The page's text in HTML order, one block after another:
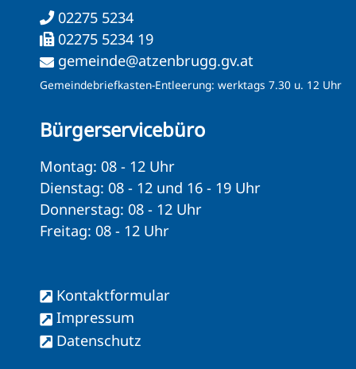
02275 5234
02275 5234 19
gemeinde@atzenbrugg.gv.at
Gemeindebriefkasten-Entleerung: werktags 7.30 u. 12 Uhr
Bürgerservicebüro
Montag: 08 - 12 Uhr
Dienstag: 08 - 12 und 16 - 19 Uhr
Donnerstag: 08 - 12 Uhr
Freitag: 08 - 12 Uhr
Kontaktformular
Impressum
Datenschutz